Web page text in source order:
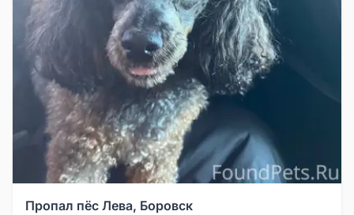
Пропал пёс Лева, Боровск